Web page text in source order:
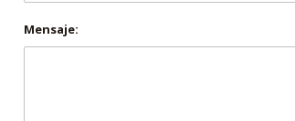
Mensaje: